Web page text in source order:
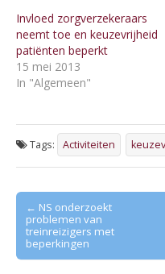
Invloed zorgverzekeraars
neemt toe en keuzevrijheid
patiënten beperkt
15 mei 2013
In "Algemeen"
Tags: Activiteiten
Post
navigation
← NS onderzoekt
problemen van
treinreizigers met
beperkingen